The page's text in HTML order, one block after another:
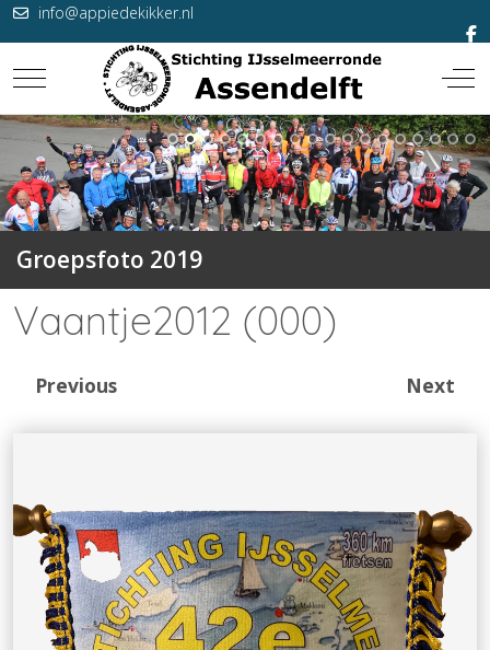
info@appiedekikker.nl
Mobile Menu Toggle Off-
Groepsfoto 2019
Vaantje2012 (000)
Previous Next